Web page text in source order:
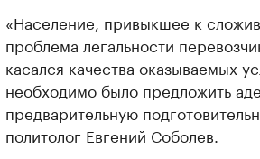
«Население, привыкшее к
проблема легальности
касался качества оказываемых
необходимо было предложить
предварительную
политолог Евгений Соболев.